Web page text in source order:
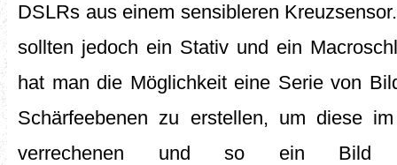
DSLRs aus einem sensibleren
sollten jedoch ein Stativ und ein
hat man die Möglichkeit eine Serie von
Schärfeebenen zu erstellen, um diese
verrechenen und so ein Bild